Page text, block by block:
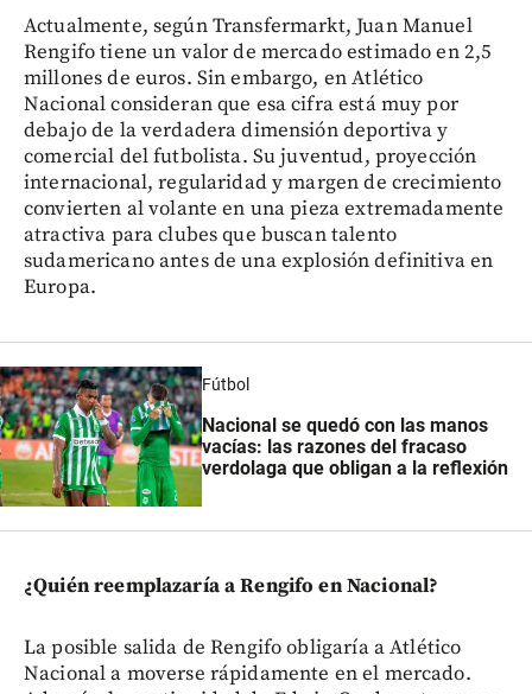
Actualmente, según Transfermarkt, Juan Manuel
Rengifo tiene un valor de mercado estimado en 2,5
millones de euros. Sin embargo, en Atlético
Nacional consideran que esa cifra está muy por
debajo de la verdadera dimensión deportiva y
comercial del futbolista. Su juventud, proyección
internacional, regularidad y margen de crecimiento
convierten al volante en una pieza extremadamente
atractiva para clubes que buscan talento
sudamericano antes de una explosión definitiva en
Europa.
Fútbol
Nacional se quedó con las manos
vacías: las razones del fracaso
verdolaga que obligan a la reflexión
¿Quién reemplazaría a Rengifo en Nacional?
La posible salida de Rengifo obligaría a Atlético
Nacional a moverse rápidamente en el mercado.